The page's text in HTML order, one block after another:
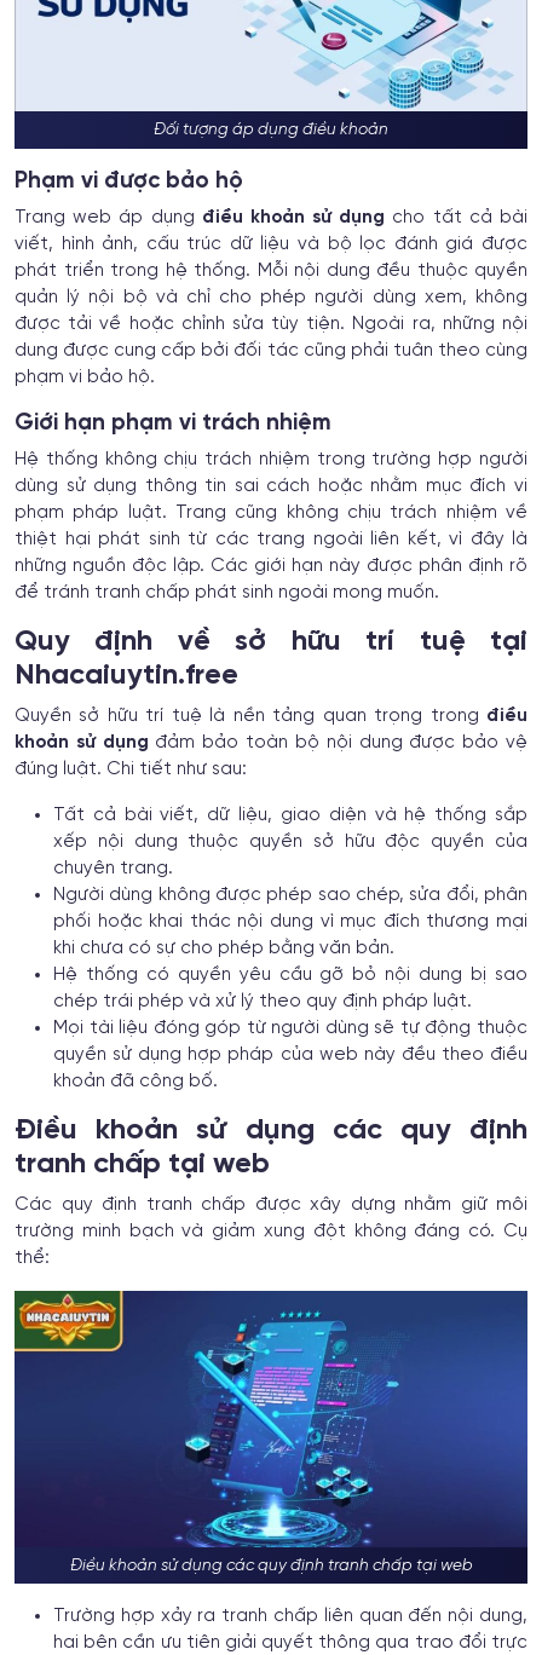
Đối tượng áp dụng điều khoản
Phạm vi được bảo hộ
Trang web áp dụng điều khoản sử dụng cho tất cả bài
viết, hình ảnh, cấu trúc dữ liệu và bộ lọc đánh giá được
phát triển trong hệ thống. Mỗi nội dung đều thuộc quyền
quản lý nội bộ và chỉ cho phép người dùng xem, không
được tải về hoặc chỉnh sửa tùy tiện. Ngoài ra, những nội
dung được cung cấp bởi đối tác cũng phải tuân theo cùng
phạm vi bảo hộ.
Giới hạn phạm vi trách nhiệm
Hệ thống không chịu trách nhiệm trong trường hợp người
dùng sử dụng thông tin sai cách hoặc nhằm mục đích vi
phạm pháp luật. Trang cũng không chịu trách nhiệm về
thiệt hại phát sinh từ các trang ngoài liên kết, vì đây là
những nguồn độc lập. Các giới hạn này được phân định rõ
để tránh tranh chấp phát sinh ngoài mong muốn.
Quy định về sở hữu trí tuệ tại
Nhacaiuytin.free
Quyền sở hữu trí tuệ là nền tảng quan trọng trong điều
khoản sử dụng đảm bảo toàn bộ nội dung được bảo vệ
đúng luật. Chi tiết như sau:
Tất cả bài viết, dữ liệu, giao diện và hệ thống sắp
xếp nội dung thuộc quyền sở hữu độc quyền của
chuyên trang.
Người dùng không được phép sao chép, sửa đổi, phân
phối hoặc khai thác nội dung vì mục đích thương mại
khi chưa có sự cho phép bằng văn bản.
Hệ thống có quyền yêu cầu gỡ bỏ nội dung bị sao
chép trái phép và xử lý theo quy định pháp luật.
Mọi tài liệu đóng góp từ người dùng sẽ tự động thuộc
quyền sử dụng hợp pháp của web này đều theo điều
khoản đã công bố.
Điều khoản sử dụng các quy định
tranh chấp tại web
Các quy định tranh chấp được xây dựng nhằm giữ môi
trường minh bạch và giảm xung đột không đáng có. Cụ
thể:
Điều khoản sử dụng các quy định tranh chấp tại web
Trường hợp xảy ra tranh chấp liên quan đến nội dung,
hai bên cần ưu tiên giải quyết thông qua trao đổi trực